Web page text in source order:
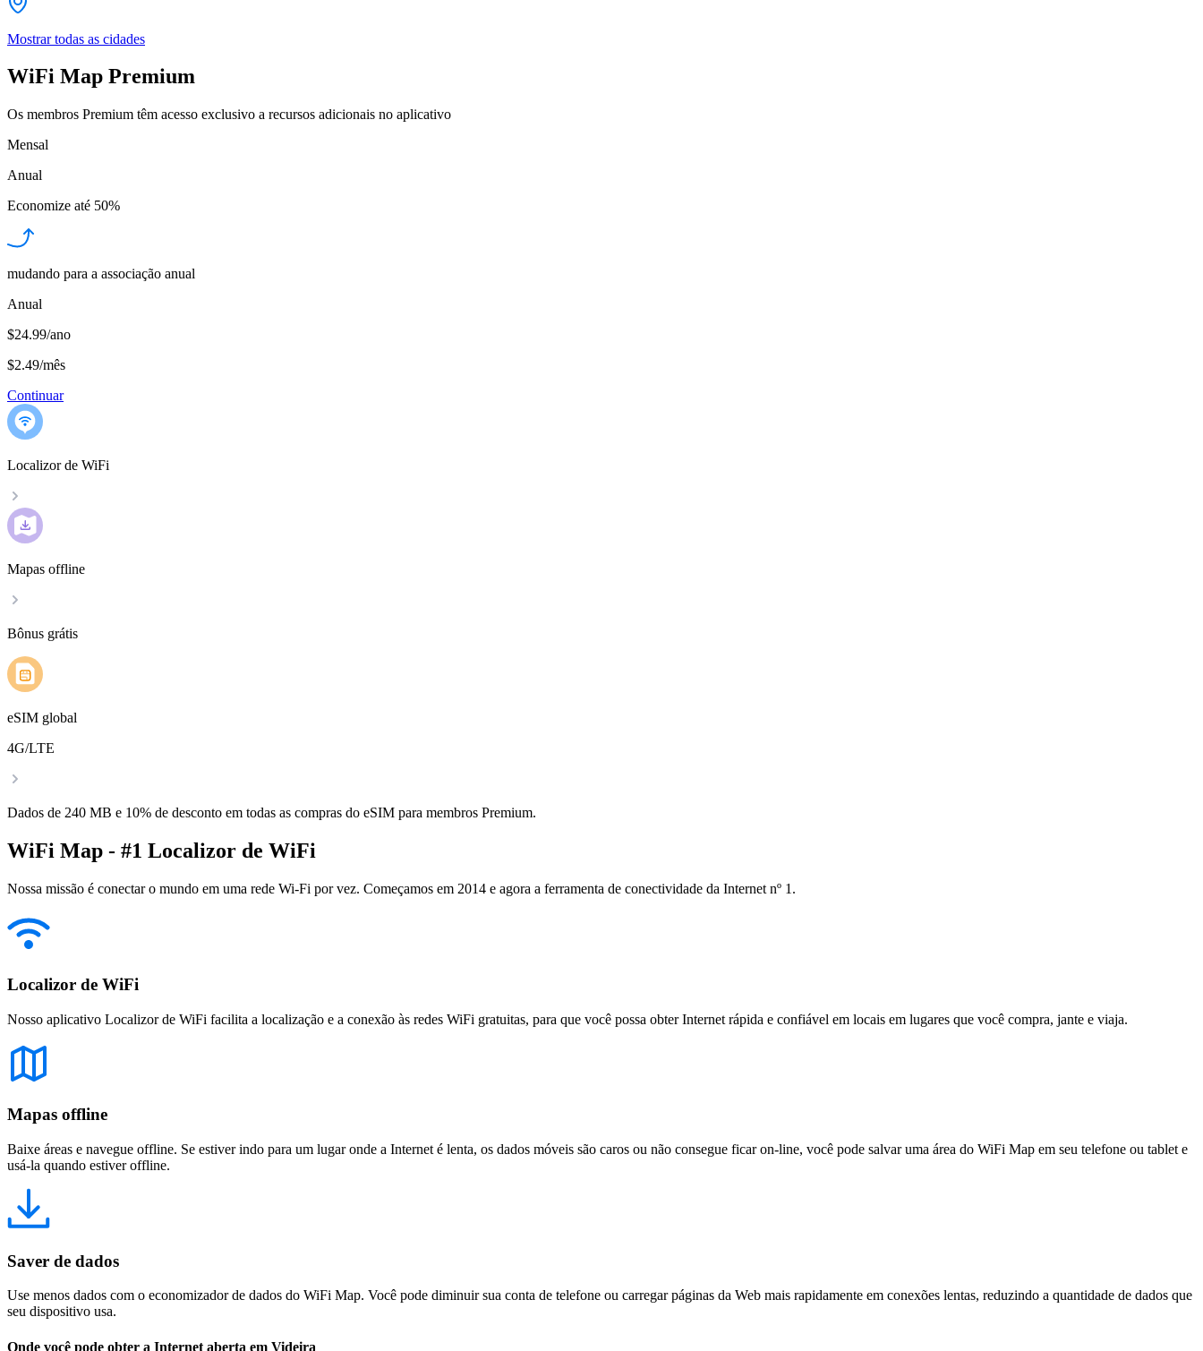
Mostrar todas as cidades
WiFi Map Premium
Os membros Premium têm acesso exclusivo a recursos adicionais no aplicativo
Mensal
Anual
Economize até 50%
mudando para a associação anual
Anual
$24.99/ano
$2.49/mês
Continuar
Localizor de WiFi
Mapas offline
Bônus grátis
eSIM global
4G/LTE
Dados de 240 MB e 10% de desconto em todas as compras do eSIM para membros Premium.
WiFi Map - #1 Localizor de WiFi
Nossa missão é conectar o mundo em uma rede Wi-Fi por vez. Começamos em 2014 e agora a ferramenta de conectividade da Internet nº 1.
Localizor de WiFi
Nosso aplicativo Localizor de WiFi facilita a localização e a conexão às redes WiFi gratuitas, para que você possa obter Internet rápida e confiável em locais em lugares que você compra, jante e viaja.
Mapas offline
Baixe áreas e navegue offline. Se estiver indo para um lugar onde a Internet é lenta, os dados móveis são caros ou não consegue ficar on-line, você pode salvar uma área do WiFi Map em seu telefone ou tablet e
usá-la quando estiver offline.
Saver de dados
Use menos dados com o economizador de dados do WiFi Map. Você pode diminuir sua conta de telefone ou carregar páginas da Web mais rapidamente em conexões lentas, reduzindo a quantidade de dados que
seu dispositivo usa.
Onde você pode obter a Internet aberta em Videira